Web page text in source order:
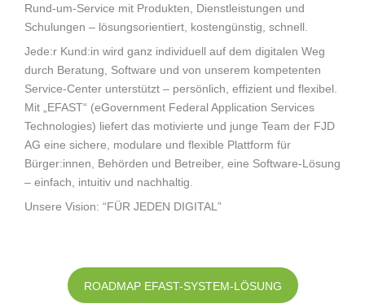
Rund-um-Service mit Produkten, Dienstleistungen und
Schulungen – lösungsorientiert, kostengünstig, schnell.
Jede:r Kund:in wird ganz individuell auf dem digitalen Weg
durch Beratung, Software und von unserem kompetenten
Service-Center unterstützt – persönlich, effizient und flexibel.
Mit „EFAST“ (eGovernment Federal Application Services
Technologies) liefert das motivierte und junge Team der FJD
AG eine sichere, modulare und flexible Plattform für
Bürger:innen, Behörden und Betreiber, eine Software-Lösung
– einfach, intuitiv und nachhaltig.
Unsere Vision: “FÜR JEDEN DIGITAL”
ROADMAP EFAST-SYSTEM-LÖSUNG